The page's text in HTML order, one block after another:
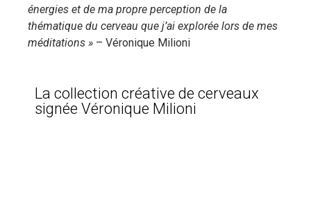
énergies et de ma propre perception de la
thématique du cerveau que j’ai explorée lors de mes
méditations » – Véronique Milioni
La collection créative de cerveaux
signée Véronique Milioni